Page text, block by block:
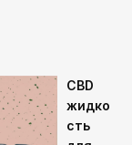
CBD
жидко
сть